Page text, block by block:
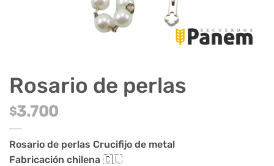
Rosario de perlas
$3.700
Rosario de perlas Crucifijo de metal
Fabricación chilena 🇨🇱